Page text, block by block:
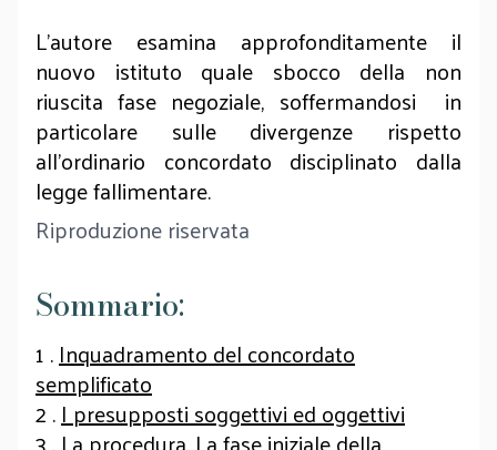
L’autore esamina approfonditamente il
nuovo istituto quale sbocco della non
riuscita fase negoziale, soffermandosi in
particolare sulle divergenze rispetto
all’ordinario concordato disciplinato dalla
legge fallimentare.
Riproduzione riservata
Sommario:
1 .Inquadramento del concordato
semplificato
2 .I presupposti soggettivi ed oggettivi